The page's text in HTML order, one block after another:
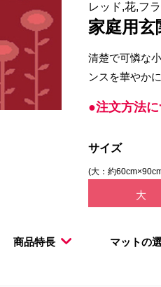
レッド,花,フ
家庭用
清楚で可憐な
ンスを華やか
●注文方法
サイズ
(大：約
大
商品特長 マットの